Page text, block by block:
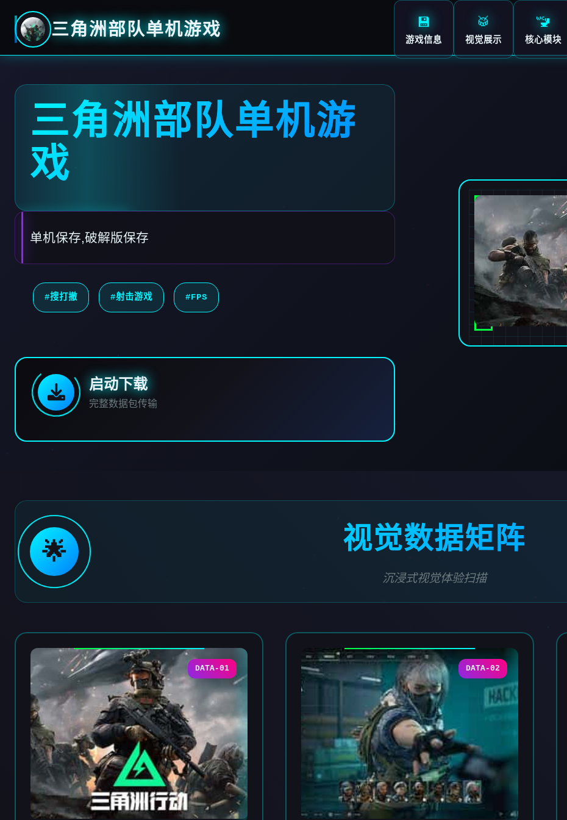
三角洲部队单机游戏 💾
游戏信息
🥁
视觉展示
🚾
核心模块
三角洲部队单机游
戏
单机保存,破解版保存
#搜打撤 #射击游戏 #FPS
启动下载
完整数据包传输
🌟 视觉数据矩阵
沉浸式视觉体验扫描
DATA-01 DATA-02